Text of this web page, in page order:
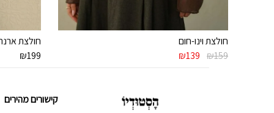
חולצת וינו-חום
₪159
המחיר₪139
חולצת
₪199
קישורים מהירים